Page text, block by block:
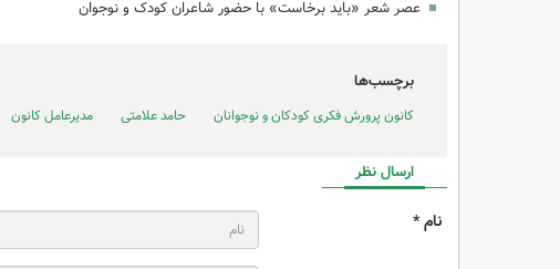
عصر شعر «باید برخاست» با حضور شاعران کودک و نوجوان
برچسب‌ها
کانون پرورش فکری کودکان و نوجوانان حامد علامتی مدیرعامل کانون
ارسال نظر
نام *